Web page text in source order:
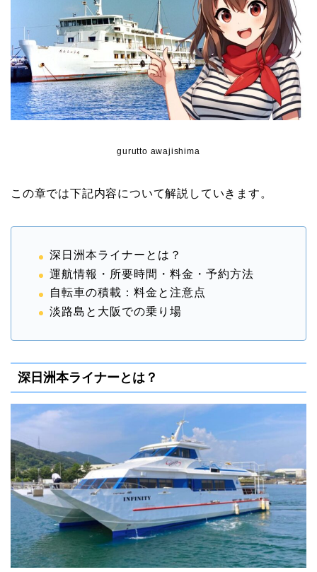
gurutto awajishima
この章では下記内容について解説していきます。
深日洲本ライナーとは？
運航情報・所要時間・料金・予約方法
自転車の積載：料金と注意点
淡路島と大阪での乗り場
深日洲本ライナーとは？